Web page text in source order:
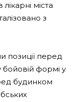
міста
з
позиції перед
бойовій формі у
будинком